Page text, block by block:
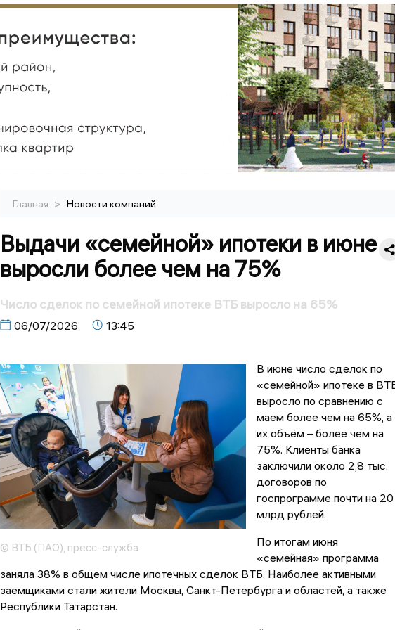
Главная > Новости компаний
Выдачи «семейной» ипотеки в июне
выросли более чем на 75%
Число сделок по семейной ипотеке ВТБ выросло на 65%
06/07/2026 13:45
© ВТБ (ПАО), пресс-служба
В июне число сделок по
«семейной» ипотеке в
выросло по сравнению с
маем более чем на 65%, а
их объём – более чем на
75%. Клиенты банка
заключили около 2,8 тыс.
договоров по
госпрограмме почти на 20
млрд рублей.
По итогам июня
«семейная» программа
заняла 38% в общем числе ипотечных сделок ВТБ. Наиболее активными
заемщиками стали жители Москвы, Санкт-Петербурга и областей, а также
Республики Татарстан.